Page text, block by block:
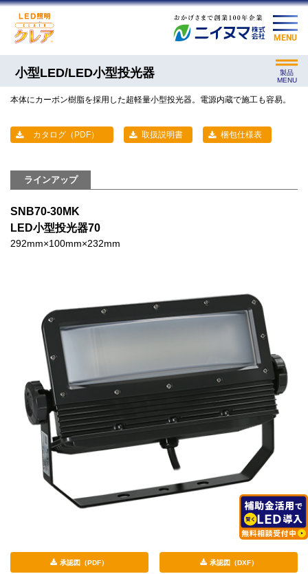
MENU
小型LED/LED小型投光器
製品
MENU
本体にカーボン樹脂を採用した超軽量小型投光器。電源内蔵で施工も容易。
カタログ（PDF） 取扱説明書 梱包仕様表
ラインアップ
SNB70-30MK
LED小型投光器70
292mm×100mm×232mm
承認図（PDF） 承認図（DXF）